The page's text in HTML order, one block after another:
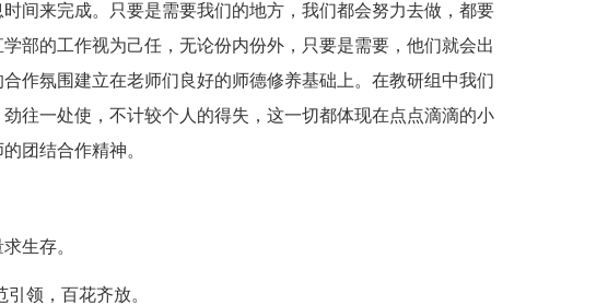
间来完成。只要是需要我们的地方，我们都会努力去做，都要
部的工作视为己任，无论份内份外，只要是需要，他们就会出
作氛围建立在老师们良好的师德修养基础上。在教研组中我们
往一处使，不计较个人的得失，这一切都体现在点点滴滴的小
团结合作精神。
生存。
领，百花齐放。